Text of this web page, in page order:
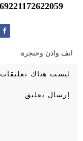
انف واذن وحنجرة
ليست هناك تعليقات:
إرسال تعليق